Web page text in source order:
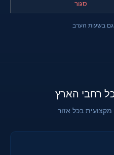
סגור
גם בשעות הערב
רחבי הארץ
מקצועית בכל אזור